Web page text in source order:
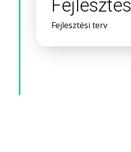
Fejlesztés
Fejlesztési terv